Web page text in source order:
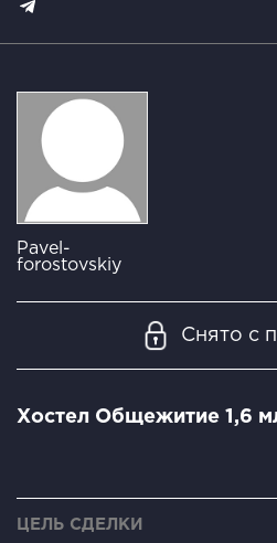
Pavel-
forostovskiy
Снято с
Хостел Общежитие 1,6
ЦЕЛЬ СДЕЛКИ